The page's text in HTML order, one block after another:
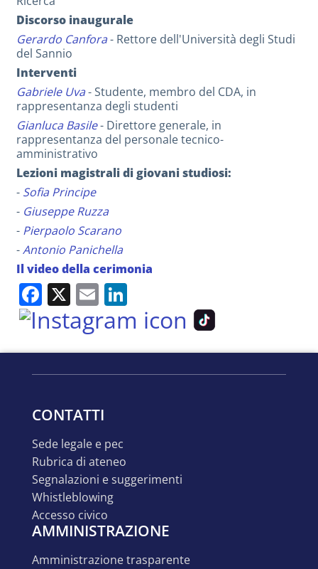
Discorso inaugurale
Gerardo Canfora- Rettore dell'Università degli Studi
del Sannio
Interventi
Gabriele Uva- Studente, membro del CDA, in
rappresentanza degli studenti
Gianluca Basile- Direttore generale, in
rappresentanza del personale tecnico-
amministrativo
Lezioni magistrali di giovani studiosi:
- Sofia Principe
- Giuseppe Ruzza
- Pierpaolo Scarano
-Antonio Panichella
Il video della cerimonia
Facebook
X Email
CONTATTI
sede legale e pec
rubrica di ateneo
segnalazioni e suggerimenti
whistleblowing
accesso civico
AMMINISTRAZIONE
amministrazione trasparente